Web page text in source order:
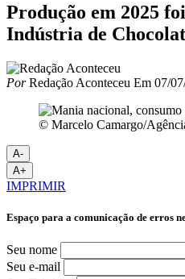
Produção em 2025
Indústria de
PorRedação Aconteceu Em 07/
© Marcelo Camargo/
A-
A+
IMPRIMIR
Espaço para a comunicação de erros
Seu nome
Seu e-mail